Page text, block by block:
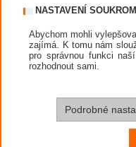
NASTAVENÍ
Abychom mohli
zajímá. K tomu nám
pro správnou funkci
rozhodnout sami.
Podrobné